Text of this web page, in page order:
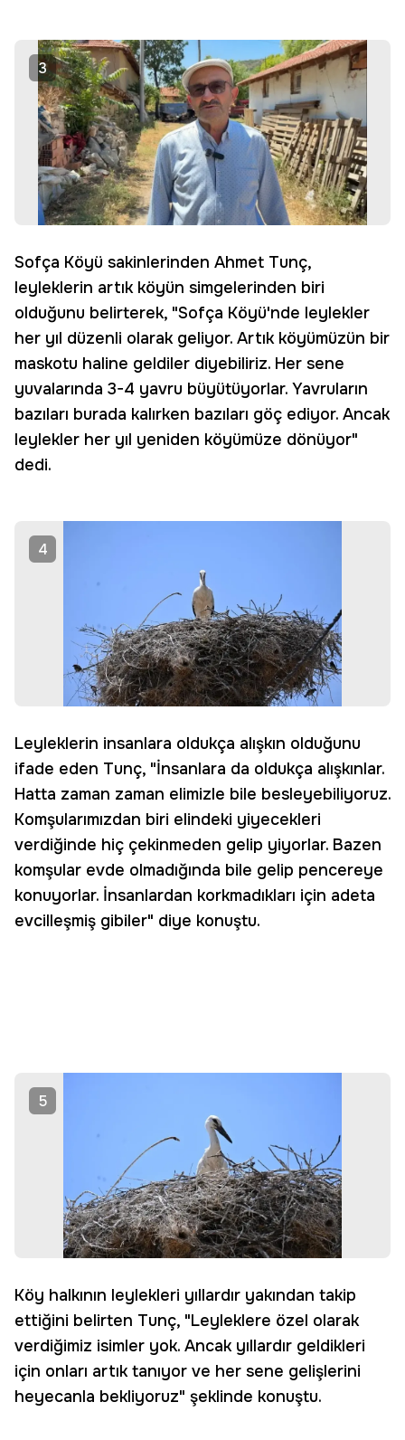
3
Sofça Köyü sakinlerinden Ahmet Tunç,
leyleklerin artık köyün simgelerinden biri
olduğunu belirterek, "Sofça Köyü'nde leylekler
her yıl düzenli olarak geliyor. Artık köyümüzün bir
maskotu haline geldiler diyebiliriz. Her sene
yuvalarında 3-4 yavru büyütüyorlar. Yavruların
bazıları burada kalırken bazıları göç ediyor. Ancak
leylekler her yıl yeniden köyümüze dönüyor"
dedi.
4
Leyleklerin insanlara oldukça alışkın olduğunu
ifade eden Tunç, "İnsanlara da oldukça alışkınlar.
Hatta zaman zaman elimizle bile besleyebiliyoruz.
Komşularımızdan biri elindeki yiyecekleri
verdiğinde hiç çekinmeden gelip yiyorlar. Bazen
komşular evde olmadığında bile gelip pencereye
konuyorlar. İnsanlardan korkmadıkları için adeta
evcilleşmiş gibiler" diye konuştu.
5
Köy halkının leylekleri yıllardır yakından takip
ettiğini belirten Tunç, "Leyleklere özel olarak
verdiğimiz isimler yok. Ancak yıllardır geldikleri
için onları artık tanıyor ve her sene gelişlerini
heyecanla bekliyoruz" şeklinde konuştu.